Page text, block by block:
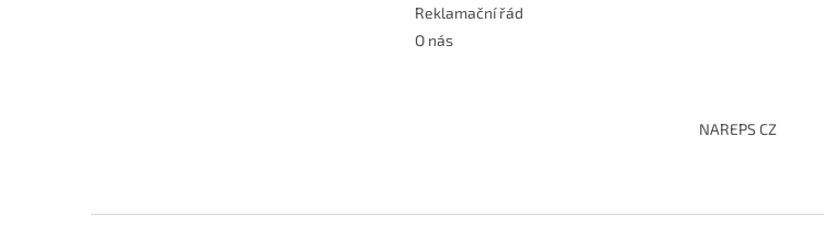
Reklamační řád
O nás
NAREPS CZ